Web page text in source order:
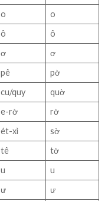
o
o
ô
ô
ơ
ơ
pê
pờ
cu/quy
quờ
e-rờ
rờ
ét-xì
sờ
tê
tờ
u
u
ư
ư